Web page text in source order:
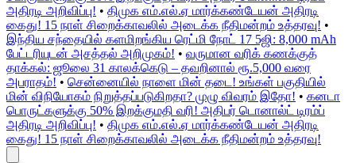
அதிரடி அறிவிப்பு! • திமுக எம்.எல்.ஏ மார்க்கண்டேயன் அதிரடி
கைது! 15 நாள் சிறைக்காவலில் அடைக்க நீதிமன்றம் உத்தரவு! •
இந்திய சந்தையில் களமிறங்கிய ரெட்மி நோட் 17 5ஜி: 8,000 mAh
பேட்டரியுடன் அசத்தல் அறிமுகம்! • வருமான வரிக் கணக்குத்
தாக்கல்: ஜூலை 31 காலக்கெடு – தவறினால் ரூ.5,000 வரை
அபராதம்! • சென்னையில் நாளை மின் தடை! உங்கள் பகுதியில்
மின் விநியோகம் நிறுத்தப்படுகிறதா? முழு விவரம் இதோ! • கனடா
பொருட்களுக்கு 50% இறக்குமதி வரி! அதிபர் டொனால்ட் டிரம்ப்
அதிரடி அறிவிப்பு! • திமுக எம்.எல்.ஏ மார்க்கண்டேயன் அதிரடி
கைது! 15 நாள் சிறைக்காவலில் அடைக்க நீதிமன்றம் உத்தரவு!